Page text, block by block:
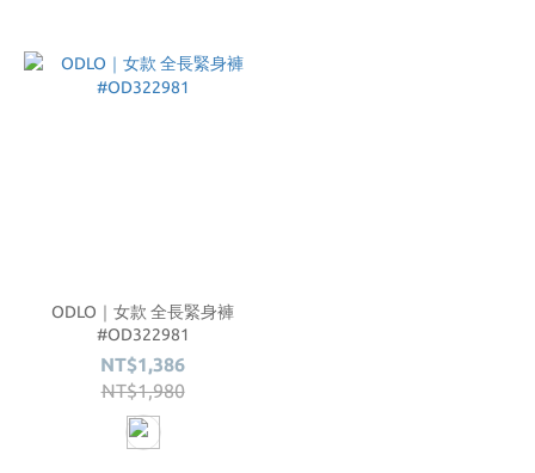
ODLO｜女款 全長緊身褲
#OD322981
NT$1,386
NT$1,980